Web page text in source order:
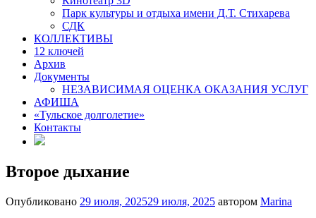
Парк культуры и отдыха имени Д.Т. Стихарева
СДК
КОЛЛЕКТИВЫ
12 ключей
Архив
Документы
НЕЗАВИСИМАЯ ОЦЕНКА ОКАЗАНИЯ УСЛУГ
АФИША
«Тульское долголетие»
Контакты
Второе дыхание
Опубликовано 29 июля, 202529 июля, 2025 автором Marina